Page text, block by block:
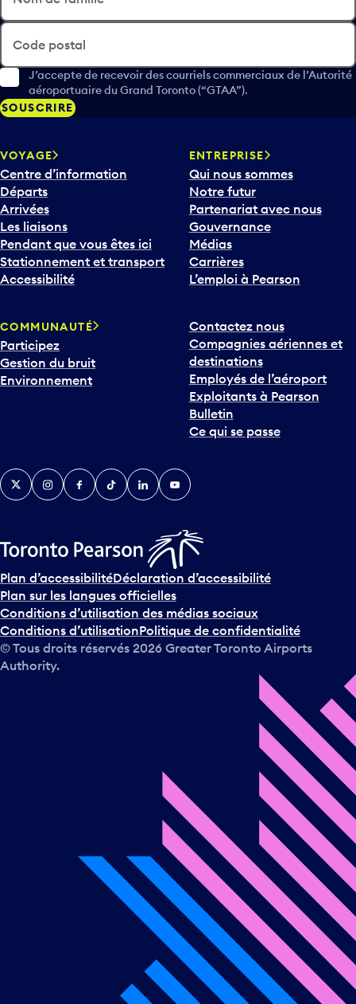
Code postal
J’accepte de recevoir des courriels commerciaux de l’Autorité
aéroportuaire du Grand Toronto (“GTAA”).
SOUSCRIRE
VOYAGE
Centre d’information
Départs
Arrivées
Les liaisons
Pendant que vous êtes ici
Stationnement et transport
Accessibilité
ENTREPRISE
Qui nous sommes
Notre futur
Partenariat avec nous
Gouvernance
Médias
Carrières
L’emploi à Pearson
COMMUNAUTÉ
Participez
Gestion du bruit
Environnement
Contactez nous
Compagnies aériennes et
destinations
Employés de l’aéroport
Exploitants à Pearson
Bulletin
Ce qui se passe
TwitterInstagramFacebook
TikTokLinkedInYouTube
Plan d’accessibilitéDéclaration d’accessibilité
Plan sur les langues officielles
Conditions d’utilisation des médias sociaux
Conditions d’utilisationPolitique de confidentialité
© Tous droits réservés 2026 Greater Toronto Airports
Authority.